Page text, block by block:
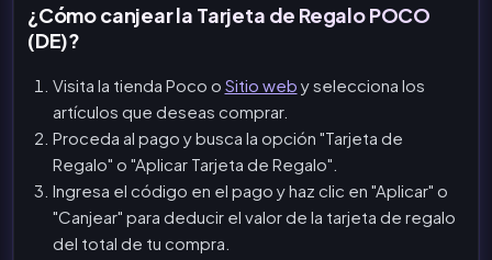
¿Cómo canjear la Tarjeta de Regalo POCO
(DE)?
Visita la tienda Poco o Sitio web y selecciona los
artículos que deseas comprar.
Proceda al pago y busca la opción "Tarjeta de
Regalo" o "Aplicar Tarjeta de Regalo".
Ingresa el código en el pago y haz clic en "Aplicar" o
"Canjear" para deducir el valor de la tarjeta de regalo
del total de tu compra.